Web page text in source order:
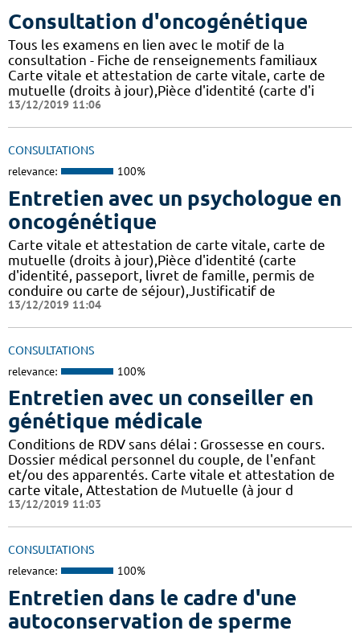
Consultation d'oncogénétique
Tous les examens en lien avec le motif de la
consultation - Fiche de renseignements familiaux
Carte vitale et attestation de carte vitale, carte de
mutuelle (droits à jour),Pièce d'identité (carte d'i
13/12/2019 11:06
CONSULTATIONS
relevance: 100%
Entretien avec un psychologue en
oncogénétique
Carte vitale et attestation de carte vitale, carte de
mutuelle (droits à jour),Pièce d'identité (carte
d'identité, passeport, livret de famille, permis de
conduire ou carte de séjour),Justificatif de
13/12/2019 11:04
CONSULTATIONS
relevance: 100%
Entretien avec un conseiller en
génétique médicale
Conditions de RDV sans délai : Grossesse en cours.
Dossier médical personnel du couple, de l'enfant
et/ou des apparentés. Carte vitale et attestation de
carte vitale, Attestation de Mutuelle (à jour d
13/12/2019 11:03
CONSULTATIONS
relevance: 100%
Entretien dans le cadre d'une
autoconservation de sperme